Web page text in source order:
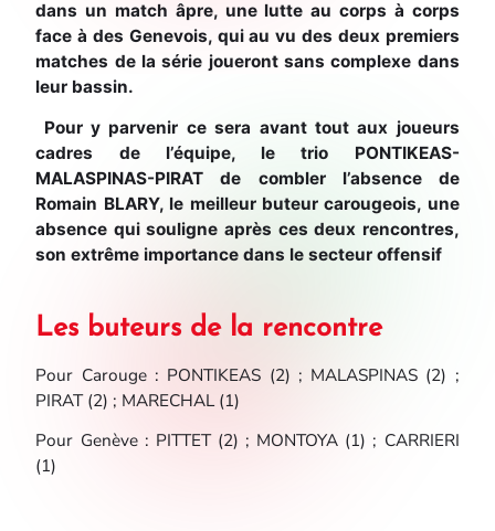
dans un match âpre, une lutte au corps à corps
face à des Genevois, qui au vu des deux premiers
matches de la série joueront sans complexe dans
leur bassin.
Pour y parvenir ce sera avant tout aux joueurs
cadres de l’équipe, le trio PONTIKEAS-
MALASPINAS-PIRAT de combler l’absence de
Romain BLARY, le meilleur buteur carougeois, une
absence qui souligne après ces deux rencontres,
son extrême importance dans le secteur offensif
Les buteurs de la rencontre
Pour Carouge: PONTIKEAS (2) ; MALASPINAS (2) ;
PIRAT (2) ; MARECHAL (1)
Pour Genève: PITTET (2) ; MONTOYA (1) ; CARRIERI
(1)